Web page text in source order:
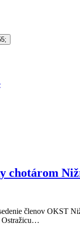
chotárom
členov OKST
Ostražicu…